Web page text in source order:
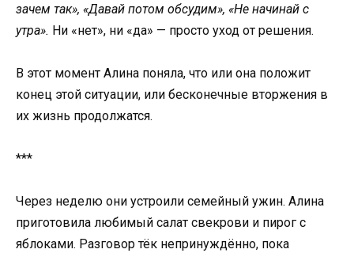
зачем так», «Давай потом обсудим», «Не начинай с
утра». Ни «нет», ни «да» — просто уход от решения.
В этот момент Алина поняла, что или она положит
конец этой ситуации, или бесконечные вторжения в
их жизнь продолжатся.
***
Через неделю они устроили семейный ужин. Алина
приготовила любимый салат свекрови и пирог с
яблоками. Разговор тёк непринуждённо, пока